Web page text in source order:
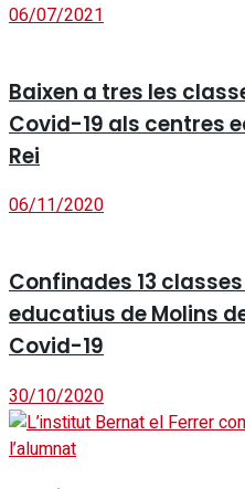
06/07/2021
Baixen a tres les
Covid-19 als centres
Rei
06/11/2020
Confinades 13
educatius de Molins
Covid-19
30/10/2020